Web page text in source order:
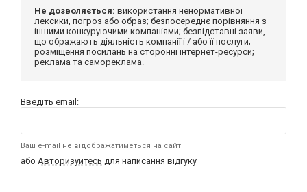
Не дозволяється: використання ненормативної
лексики, погроз або образ; безпосереднє порівняння з
іншими конкуруючими компаніями; безпідставні заяви,
що ображають діяльність компанії і / або її послуги;
розміщення посилань на сторонні інтернет-ресурси;
реклама та самореклама.
Введіть email:
Ваш e-mail не відображатиметься на сайті
або Авторизуйтесь для написання відгуку